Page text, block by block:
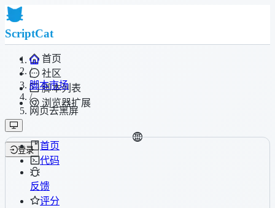
ScriptCat
首页
社区
脚本列表
浏览器扩展
登录
/
脚本市场
/
网页去黑屏
首页
代码
反馈
评分